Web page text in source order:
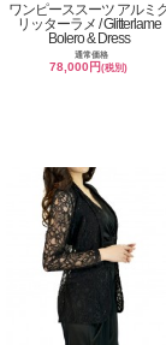
ワンピーススーツ アルミ
リッターラメ / Glitterlame
Bolero & Dress
通常価格
78,000円(税別)